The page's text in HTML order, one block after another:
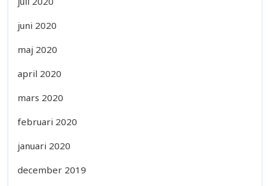
juni 2020
maj 2020
april 2020
mars 2020
februari 2020
januari 2020
december 2019